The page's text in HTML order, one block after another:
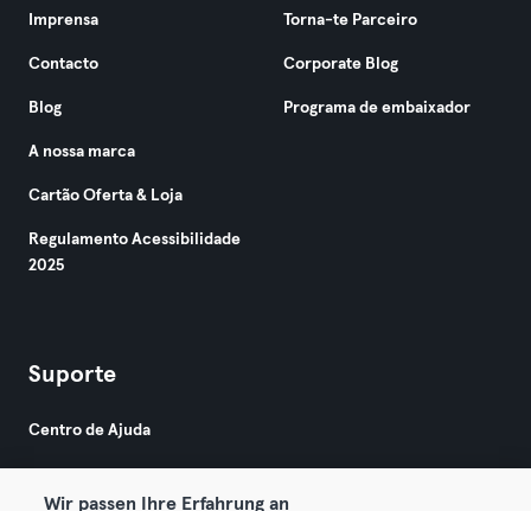
Imprensa
Contacto
Blog
A nossa marca
Cartão Oferta & Loja
Regulamento Acessibilidade
2025
Torna-te Parceiro
Corporate Blog
Programa de embaixador
Suporte
Centro de Ajuda
Wir passen Ihre Erfahrung an